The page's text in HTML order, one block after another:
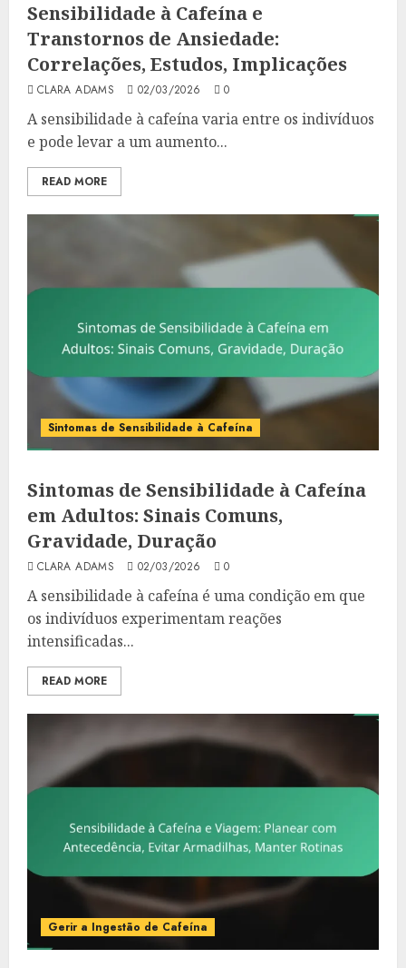
Sensibilidade à Cafeína e
Transtornos de Ansiedade:
Correlações, Estudos, Implicações
CLARA ADAMS 02/03/2026 0
A sensibilidade à cafeína varia entre os indivíduos
e pode levar a um aumento...
READ MORE
Sintomas de Sensibilidade à Cafeína
Sintomas de Sensibilidade à Cafeína
em Adultos: Sinais Comuns,
Gravidade, Duração
CLARA ADAMS 02/03/2026 0
A sensibilidade à cafeína é uma condição em que
os indivíduos experimentam reações
intensificadas...
READ MORE
Gerir a Ingestão de Cafeína